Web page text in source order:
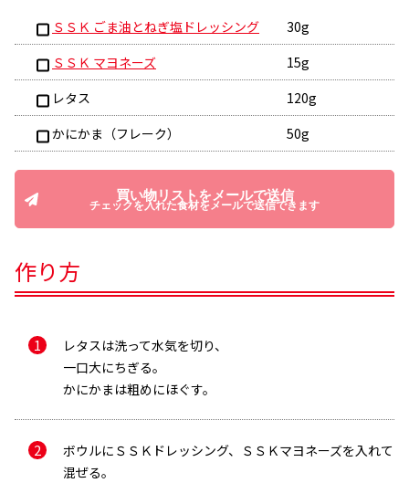
ＳＳＫ ごま油とねぎ塩ドレッシング
30g
ＳＳＫ マヨネーズ
15g
レタス
120g
かにかま（フレーク）
50g
買い物リストをメールで送信
チェックを入れた食材をメールで送信できます
作り方
レタスは洗って水気を切り、
一口大にちぎる。
かにかまは粗めにほぐす。
ボウルにＳＳＫドレッシング、ＳＳＫマヨネーズを入れて
混ぜる。